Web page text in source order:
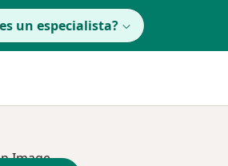
un especialista?